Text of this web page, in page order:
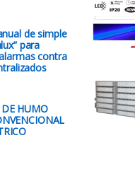
de simple
para
contra
HUMO